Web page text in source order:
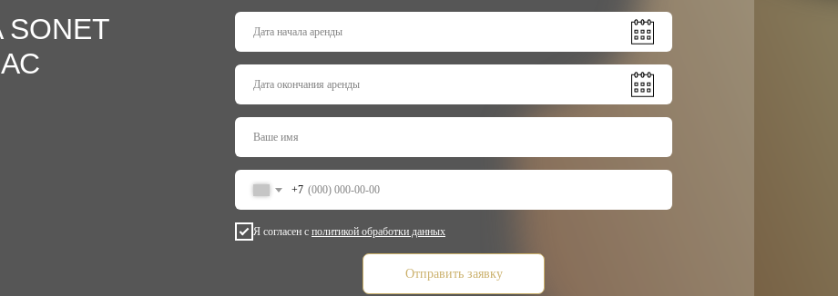
+7
Я согласен с политикой обработки данных
Отправить заявку